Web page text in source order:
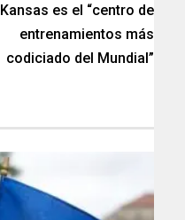
Kansas es el “centro de
entrenamientos más
codiciado del Mundial”